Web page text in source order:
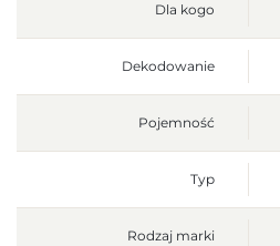
Dla kogo
Dekodowanie
Pojemność
Typ
Rodzaj marki